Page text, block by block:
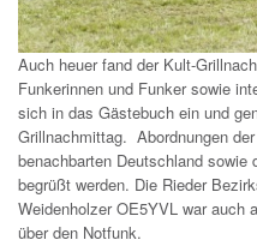
Auch heuer fand der Kult-
Funkerinnen und Funker sowie
sich in das Gästebuch ein und
Grillnachmittag. Abordnungen
benachbarten Deutschland
begrüßt werden. Die Rieder
Weidenholzer OE5YVL war auch
über den Notfunk.